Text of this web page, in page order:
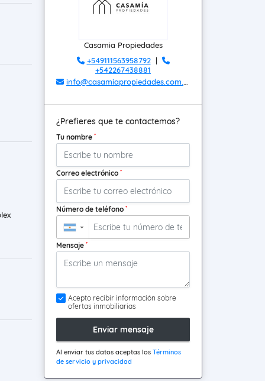
Casamia Propiedades
+549111563958792|
+542267438881
info@casamiapropiedades.com.ar
¿Prefieres que te contactemos?
Tu nombre *
Correo electrónico *
Número de teléfono *
▼
Mensaje *
Acepto recibir información sobre
ofertas inmobiliarias
Enviar mensaje
Al enviar tus datos aceptas los Términos
de servicio y privacidad